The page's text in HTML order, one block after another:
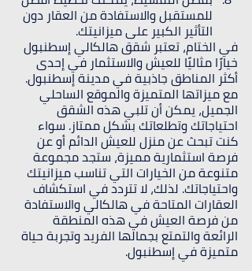
للمستقبل والاستفادة من العقار دون
التأثير الكبير على ميزانيتك.
في الختام، تعتبر شقق هالكالي إسطنبول
خيارًا مثاليًا للعيش والاستثمار في إحدى
أكثر المناطق جاذبية في مدينة إسطنبول.
مع ميزاتها المتميزة والموقع الساحلي
الجميل، يمكن أن تلبي هذه الشقق
احتياجاتك وتطلعاتك بشكل ممتاز. سواء
كنت تبحث عن منزل للعيش الدائم أو عن
فرصة استثمارية مميزة، ستجد مجموعة
متنوعة من الخيارات التي تناسب ميزانيتك
واحتياجاتك. لذلك، لا تتردد في استكشاف
العقارات المتاحة في هالكالي والاستفادة
من فرصة العيش في هذه المنطقة
الرائعة والتمتع بجمالها الفريد وتجربة حياة
متميزة في إسطنبول.